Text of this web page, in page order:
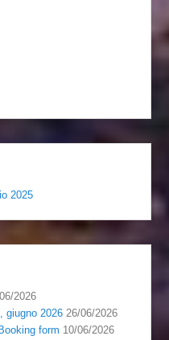
2025
2026
giugno 2026 26/06/2026
form 10/06/2026